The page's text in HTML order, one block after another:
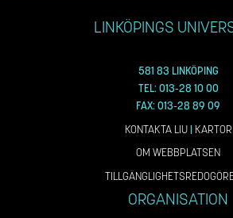
LINKÖPINGS
581 83 LINKÖPING
TEL: 013-28 10 00
FAX: 013-28 89 09
KONTAKTA LIU| KARTOR
OM WEBBPLATSEN
ORGANISATION